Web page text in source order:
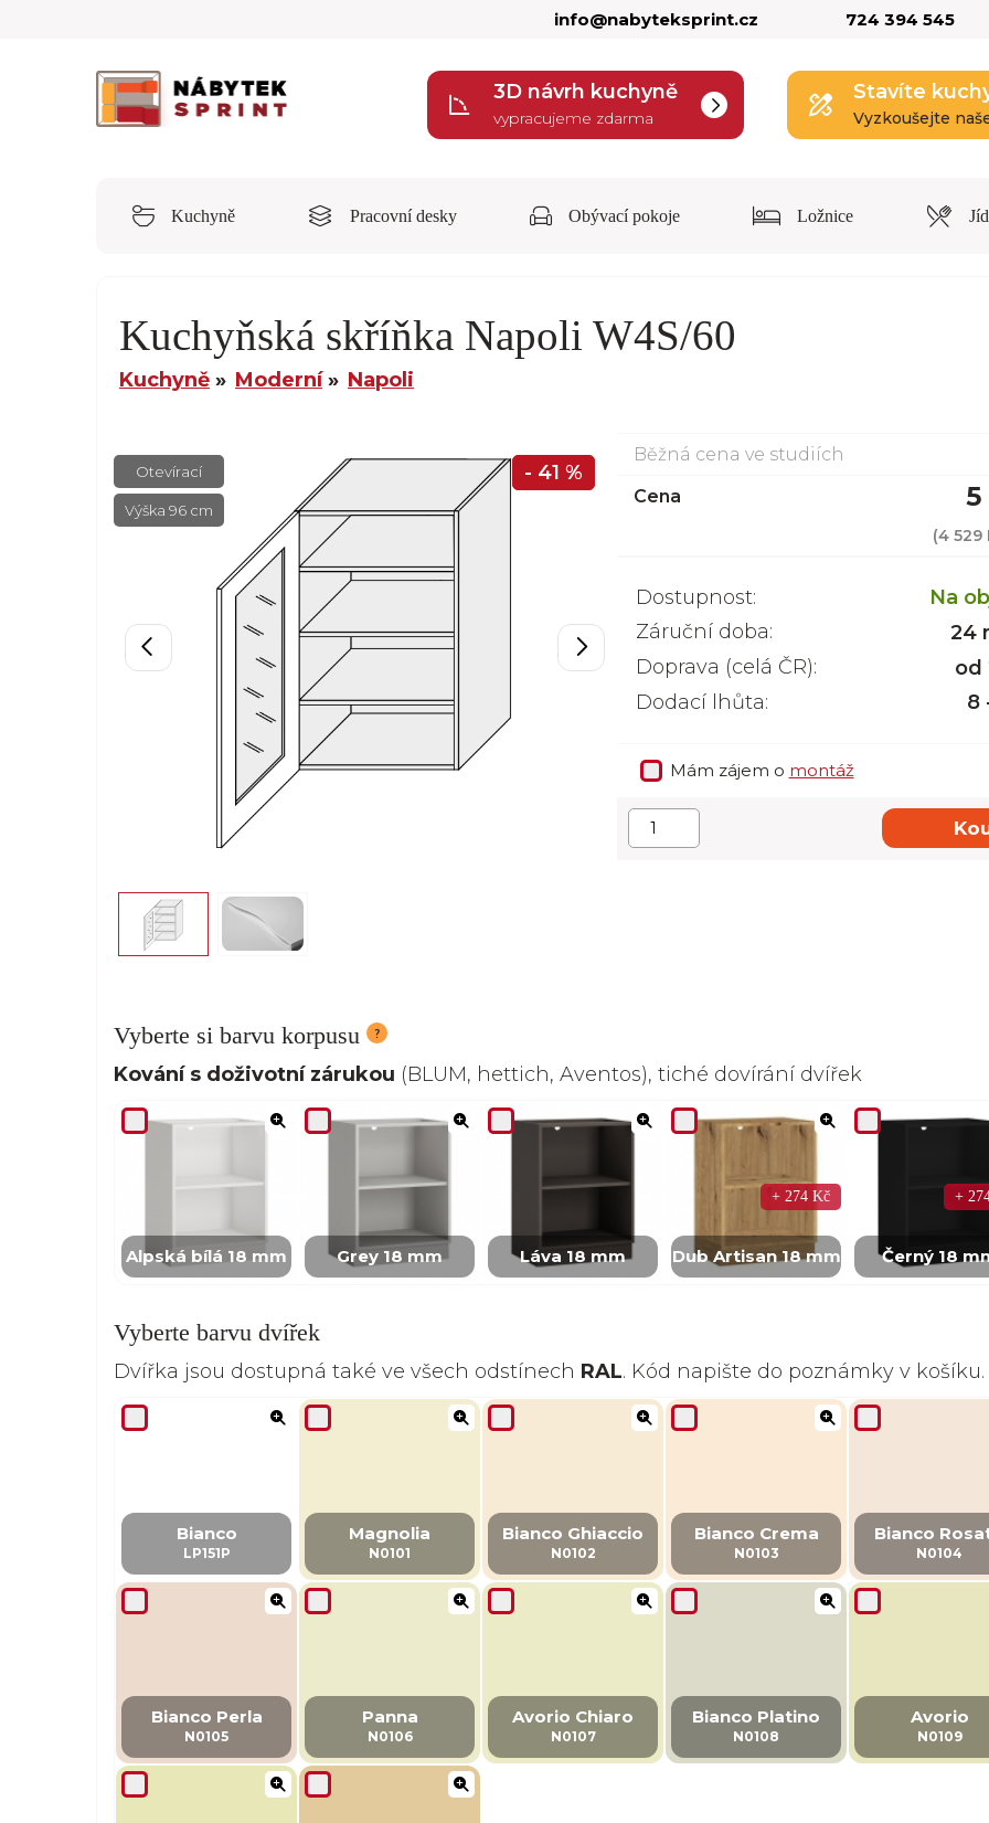
info@nabyteksprint.cz 724 394 545
3D návrh kuchyně
vypracujeme zdarma
Stavíte
Vyzkoušejte
Kuchyně Pracovní desky Obývací pokoje Ložnice
Kuchyňská skříňka Napoli W4S/60
Kuchyně Moderní Napoli
Otevírací
Výška 96 cm
- 41 %
Běžná cena ve studiích
Cena
5
(4 529
Dostupnost:
Na
Záruční doba:
24
Doprava (celá ČR):
od
Dodací lhůta:
8
Mám zájem o montáž
Vyberte si barvu korpusu
Kování s doživotní zárukou (BLUM, hettich, Aventos), tiché dovírání dvířek
Alpská bílá 18 mm Grey 18 mm Láva 18 mm Dub Artisan 18 mm
+ 274 Kč
Černý 18
+
Vyberte barvu dvířek
Dvířka jsou dostupná také ve všech odstínech RAL. Kód napište do poznámky v košíku.
Bianco
LP151P
Magnolia
N0101
Bianco Ghiaccio
N0102
Bianco Crema
N0103
Bianco
N0104
Bianco Perla
N0105
Panna
N0106
Avorio Chiaro
N0107
Bianco Platino
N0108
Avorio
N0109